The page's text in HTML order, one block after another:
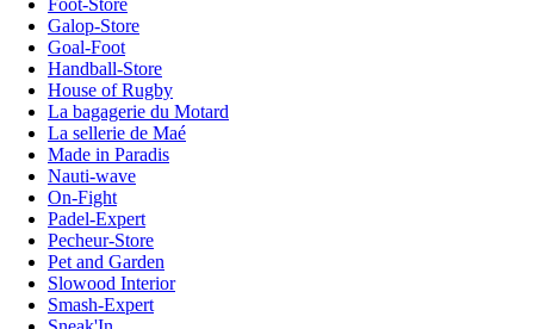
Foot-Store
Galop-Store
Goal-Foot
Handball-Store
House of Rugby
La bagagerie du Motard
La sellerie de Maé
Made in Paradis
Nauti-wave
On-Fight
Padel-Expert
Pecheur-Store
Pet and Garden
Slowood Interior
Smash-Expert